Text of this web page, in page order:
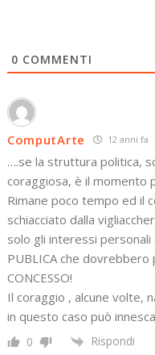
0 COMMENTI
ComputArte 12 anni fa
….se la struttura politica,
coraggiosa, è il momento
Rimane poco tempo ed il
schiacciato dalla
solo gli interessi personali
PUBLICA che
CONCESSO!
Il coraggio , alcune volte,
in questo caso può
0 Rispondi